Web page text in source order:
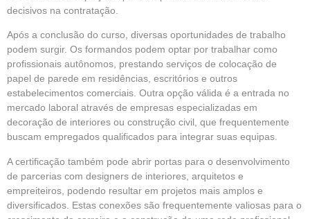
decisivos na contratação.
Após a conclusão do curso, diversas oportunidades de trabalho
podem surgir. Os formandos podem optar por trabalhar como
profissionais autônomos, prestando serviços de colocação de
papel de parede em residências, escritórios e outros
estabelecimentos comerciais. Outra opção válida é a entrada no
mercado laboral através de empresas especializadas em
decoração de interiores ou construção civil, que frequentemente
buscam empregados qualificados para integrar suas equipas.
A certificação também pode abrir portas para o desenvolvimento
de parcerias com designers de interiores, arquitetos e
empreiteiros, podendo resultar em projetos mais amplos e
diversificados. Estas conexões são frequentemente valiosas para o